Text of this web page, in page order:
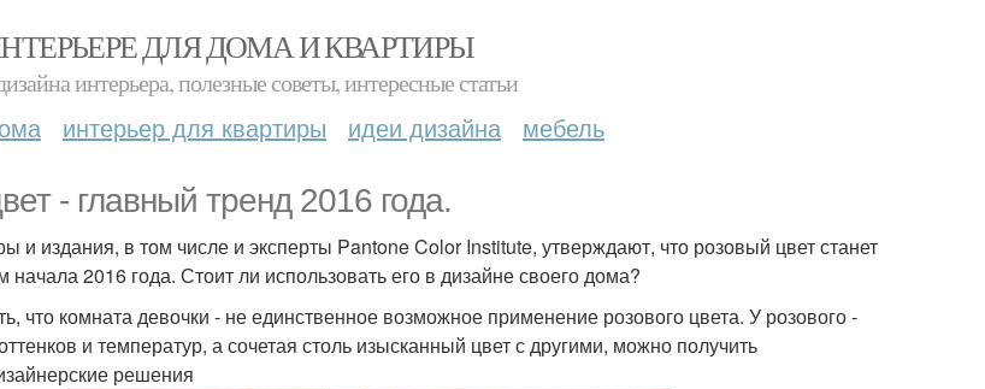
ДЛЯ ДОМА И КВАРТИРЫ
интерьера, полезные советы, интересные статьи
интерьер для квартиры идеи дизайна мебель
- главный тренд 2016 года.
и издания, в том числе и эксперты Pantone Color Institute, утверждают, что розовый цвет станет
начала 2016 года. Стоит ли использовать его в дизайне своего дома?
что комната девочки - не единственное возможное применение розового цвета. У розового -
и температур, а сочетая столь изысканный цвет с другими, можно получить
решения